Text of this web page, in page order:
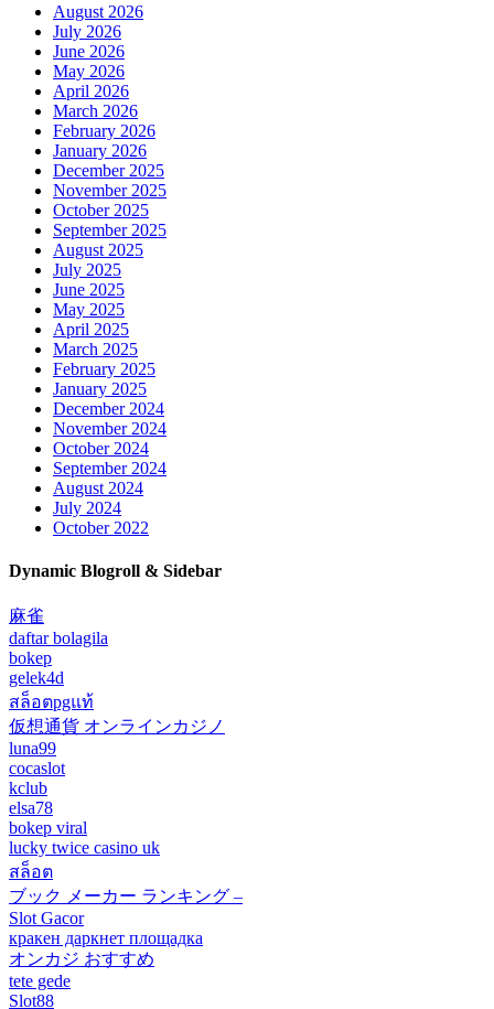
August 2026
July 2026
June 2026
May 2026
April 2026
March 2026
February 2026
January 2026
December 2025
November 2025
October 2025
September 2025
August 2025
July 2025
June 2025
May 2025
April 2025
March 2025
February 2025
January 2025
December 2024
November 2024
October 2024
September 2024
August 2024
July 2024
October 2022
Dynamic Blogroll & Sidebar
麻雀
daftar bolagila
bokep
gelek4d
สล็อตpgแท้
仮想通貨 オンラインカジノ
luna99
cocaslot
kclub
elsa78
bokep viral
lucky twice casino uk
สล็อต
ブック メーカー ランキング –
Slot Gacor
кракен даркнет площадка
オンカジ おすすめ
tete gede
Slot88